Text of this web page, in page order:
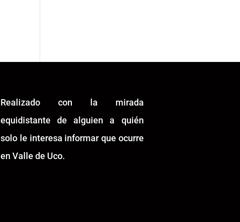
Realizado con la mirada
equidistante de alguien a quién
solo le interesa informar que ocurre
en Valle de Uco.